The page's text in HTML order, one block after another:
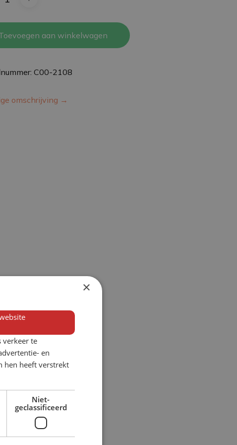
aan winkelwagen
C00-2108
omschrijving →
×
verkeer te
en
hen heeft verstrekt
Niet-
geclassificeerd